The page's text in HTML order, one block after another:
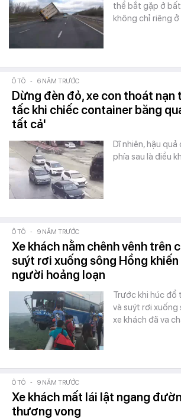
thể bắt gặp ở
không chỉ riêng
Ô TÔ - 6 NĂM TRƯỚC
Dừng đèn đỏ, xe con thoát nạn
tấc khi chiếc container băng
tất cả'
Dĩ nhiên, hậu
phía sau là điều
Ô TÔ - 9 NĂM TRƯỚC
Xe khách nằm chênh vênh trên
suýt rơi xuống sông Hồng
người hoảng loạn
Trước khi húc đổ
và suýt rơi
xe khách đã va
Ô TÔ - 9 NĂM TRƯỚC
Xe khách mất lái lật ngang
thương vong